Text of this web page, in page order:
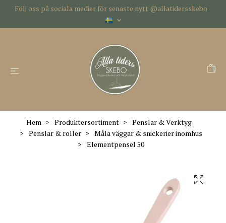
Följ oss på sociala medier för senaste nytt @allatidersskebo
Hem Produktersortiment
Penslar & Verktyg
Penslar & roller
Måla väggar & snickerier inomhus
Elementpensel 50